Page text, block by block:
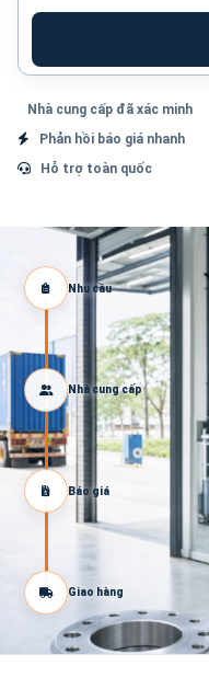
Nhà cung cấp đã xác minh
Phản hồi báo giá nhanh
Hỗ trợ toàn quốc
Nhu cầu
Nhà cung cấp
Báo giá
Giao hàng